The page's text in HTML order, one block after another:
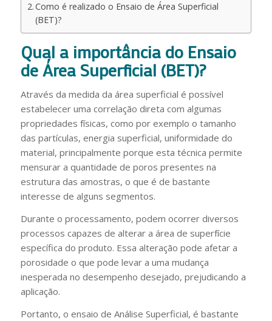
Como é realizado o Ensaio de Área Superficial
(BET)?
Qual a importância do Ensaio
de Área Superficial (BET)?
Através da medida da área superficial é possível
estabelecer uma correlação direta com algumas
propriedades físicas, como por exemplo o tamanho
das partículas, energia superficial, uniformidade do
material, principalmente porque esta técnica permite
mensurar a quantidade de poros presentes na
estrutura das amostras, o que é de bastante
interesse de alguns segmentos.
Durante o processamento, podem ocorrer diversos
processos capazes de alterar a área de superfície
específica do produto. Essa alteração pode afetar a
porosidade o que pode levar a uma mudança
inesperada no desempenho desejado, prejudicando a
aplicação.
Portanto, o ensaio de Análise Superficial, é bastante